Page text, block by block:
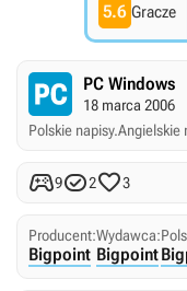
5.6 Gracze
PC Windows
18 marca 2006
Polskie napisy.Angielskie
923
Producent:
Bigpoint
Wydawca:
Bigpoint